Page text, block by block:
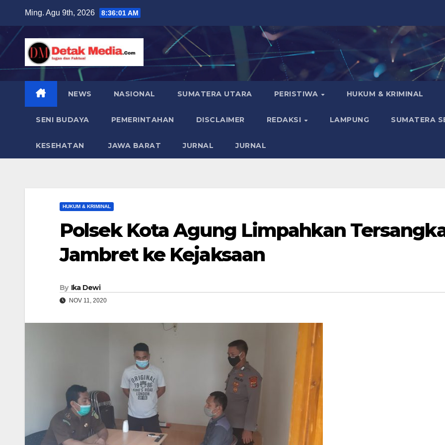
content
Ming. Agu 9th, 2026 8:36:02 AM
NEWS NASIONAL SUMATERA UTARA PERISTIWA HUKUM & KRIMINAL
SENI BUDAYA PEMERINTAHAN DISCLAIMER REDAKSI LAMPUNG SUMATERA
KESEHATAN JAWA BARAT JURNAL JURNAL
HUKUM & KRIMINAL
Polsek Kota Agung Limpahkan
Jambret ke Kejaksaan
By Ika Dewi
NOV 11, 2020